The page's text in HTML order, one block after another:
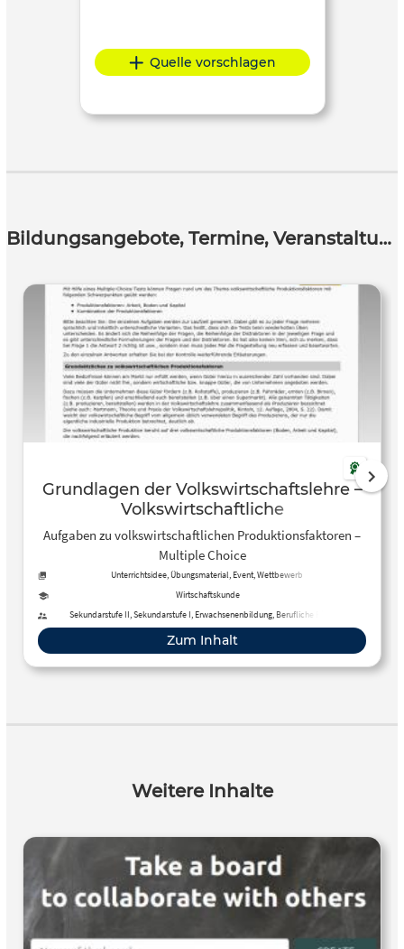
Quelle vorschlagen
Bildungsangebote, Termine, Veranstaltungen
Grundlagen der Volkswirtschaftslehre –
Volkswirtschaftliche
Produktionsfaktoren
Aufgaben zu volkswirtschaftlichen Produktionsfaktoren –
Multiple Choice
Unterrichtsidee, Übungsmaterial, Event, Wettbewerb
Wirtschaftskunde
Sekundarstufe II, Sekundarstufe I, Erwachsenenbildung, Berufliche Bildung
Zum Inhalt
Weitere Inhalte